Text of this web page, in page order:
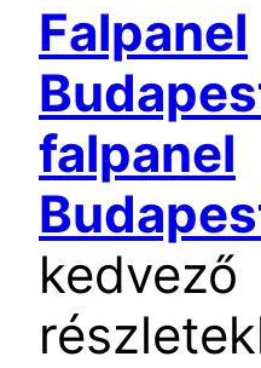
Falpanel
falpanel
kedvező